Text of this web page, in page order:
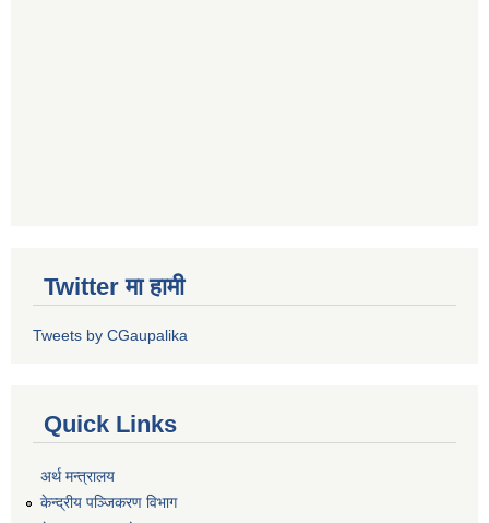
Twitter मा हामी
Tweets by CGaupalika
Quick Links
अर्थ मन्त्रालय
केन्द्रीय पञ्जिकरण विभाग